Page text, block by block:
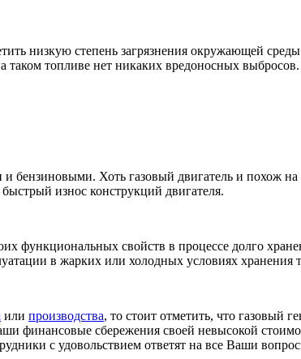
низкую степень загрязнения окружающей среды
топливе нет никаких вредоносных выбросов.
бензиновыми. Хоть газовый двигатель и похож
износ конструкций двигателя.
функциональных свойств в процессе долго
в жарких или холодных условиях хранения
или производства, то стоит отметить, что газовый
финансовые сбережения своей невысокой
с удовольствием ответят на все Ваши